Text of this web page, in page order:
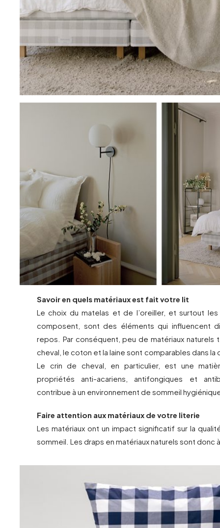
Savoir en quels matériaux est fait votre lit
Le choix du matelas et de l’oreiller, et surtout les
composent, sont des éléments qui influencent
repos. Par conséquent, peu de matériaux naturels
cheval, le coton et la laine sont comparables dans la
Le crin de cheval, en particulier, est une
propriétés anti-acariens, antifongiques et
contribue à un environnement de sommeil
Faire attention aux matériaux de votre literie
Les matériaux ont un impact significatif sur la
sommeil. Les draps en matériaux naturels sont donc